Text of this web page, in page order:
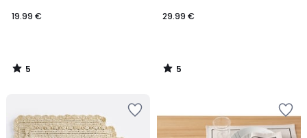
19.99 €
5
/
29.99 €
5
/